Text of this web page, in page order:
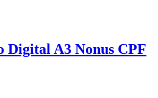
A3 Nonus CPF